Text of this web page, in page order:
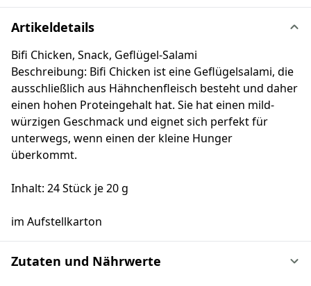
Artikeldetails
Bifi Chicken, Snack, Geflügel-Salami
Beschreibung: Bifi Chicken ist eine Geflügelsalami, die
ausschließlich aus Hähnchenfleisch besteht und daher
einen hohen Proteingehalt hat. Sie hat einen mild-
würzigen Geschmack und eignet sich perfekt für
unterwegs, wenn einen der kleine Hunger
überkommt.
Inhalt: 24 Stück je 20 g
im Aufstellkarton
Zutaten und Nährwerte